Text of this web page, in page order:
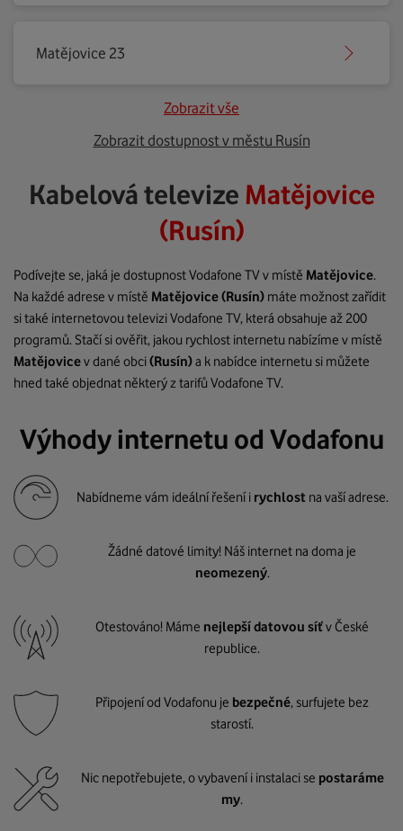
Matějovice 23
Zobrazit vše
Zobrazit dostupnost v městu Rusín
Kabelová televize Matějovice
(Rusín)
Podívejte se, jaká je dostupnost Vodafone TV v místě Matějovice.
Na každé adrese v místě Matějovice(Rusín) máte možnost zařídit
si také internetovou televizi Vodafone TV, která obsahuje až 200
programů. Stačí si ověřit, jakou rychlost internetu nabízíme v místě
Matějovicev dané obci(Rusín)a k nabídce internetu si můžete
hned také objednat některý z tarifů Vodafone TV.
Výhody internetu od Vodafonu
Nabídneme vám ideální řešení i rychlost na vaší adrese.
Žádné datové limity! Náš internet na doma je
neomezený.
Otestováno! Máme nejlepší datovou síťv České
republice.
Připojení od Vodafonu je bezpečné, surfujete bez
starostí.
Nic nepotřebujete, o vybavení i instalaci se postaráme
my.